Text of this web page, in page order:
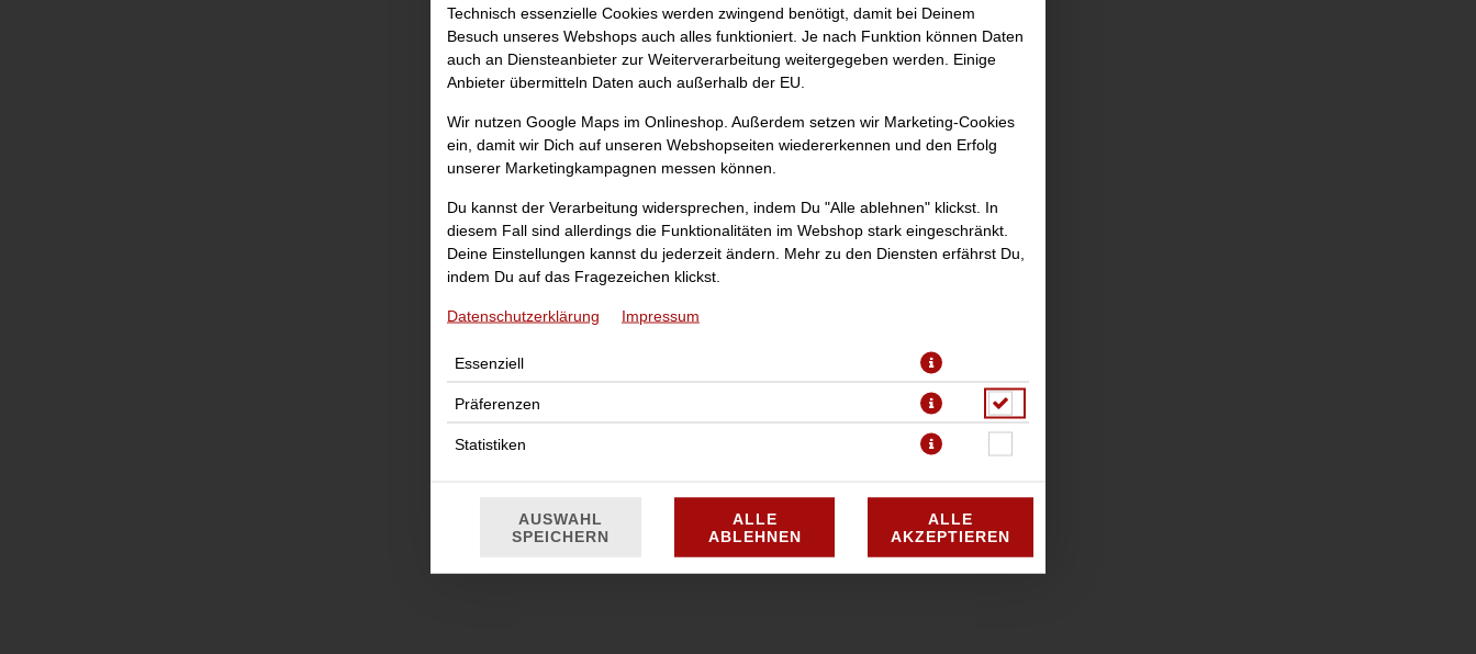
JETZT BESTELLEN
Technisch essenzielle Cookies werden zwingend benötigt, damit bei Deinem
Besuch unseres Webshops auch alles funktioniert. Je nach Funktion können Daten
auch an Diensteanbieter zur Weiterverarbeitung weitergegeben werden. Einige
Anbieter übermitteln Daten auch außerhalb der EU.
Wir nutzen Google Maps im Onlineshop. Außerdem setzen wir Marketing-Cookies
ein, damit wir Dich auf unseren Webshopseiten wiedererkennen und den Erfolg
unserer Marketingkampagnen messen können.
Du kannst der Verarbeitung widersprechen, indem Du "Alle ablehnen" klickst. In
diesem Fall sind allerdings die Funktionalitäten im Webshop stark eingeschränkt.
Deine Einstellungen kannst du jederzeit ändern. Mehr zu den Diensten erfährst Du,
indem Du auf das Fragezeichen klickst.
Datenschutzerklärung Impressum
Essenziell
Präferenzen
Statistiken
AUSWAHL
SPEICHERN
ALLE
ABLEHNEN
ALLE
AKZEPTIEREN